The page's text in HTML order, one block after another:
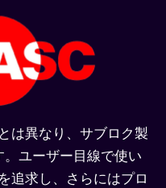
は異なり、サブロク製
ユーザー目線で使い
追求し、さらにはプロ